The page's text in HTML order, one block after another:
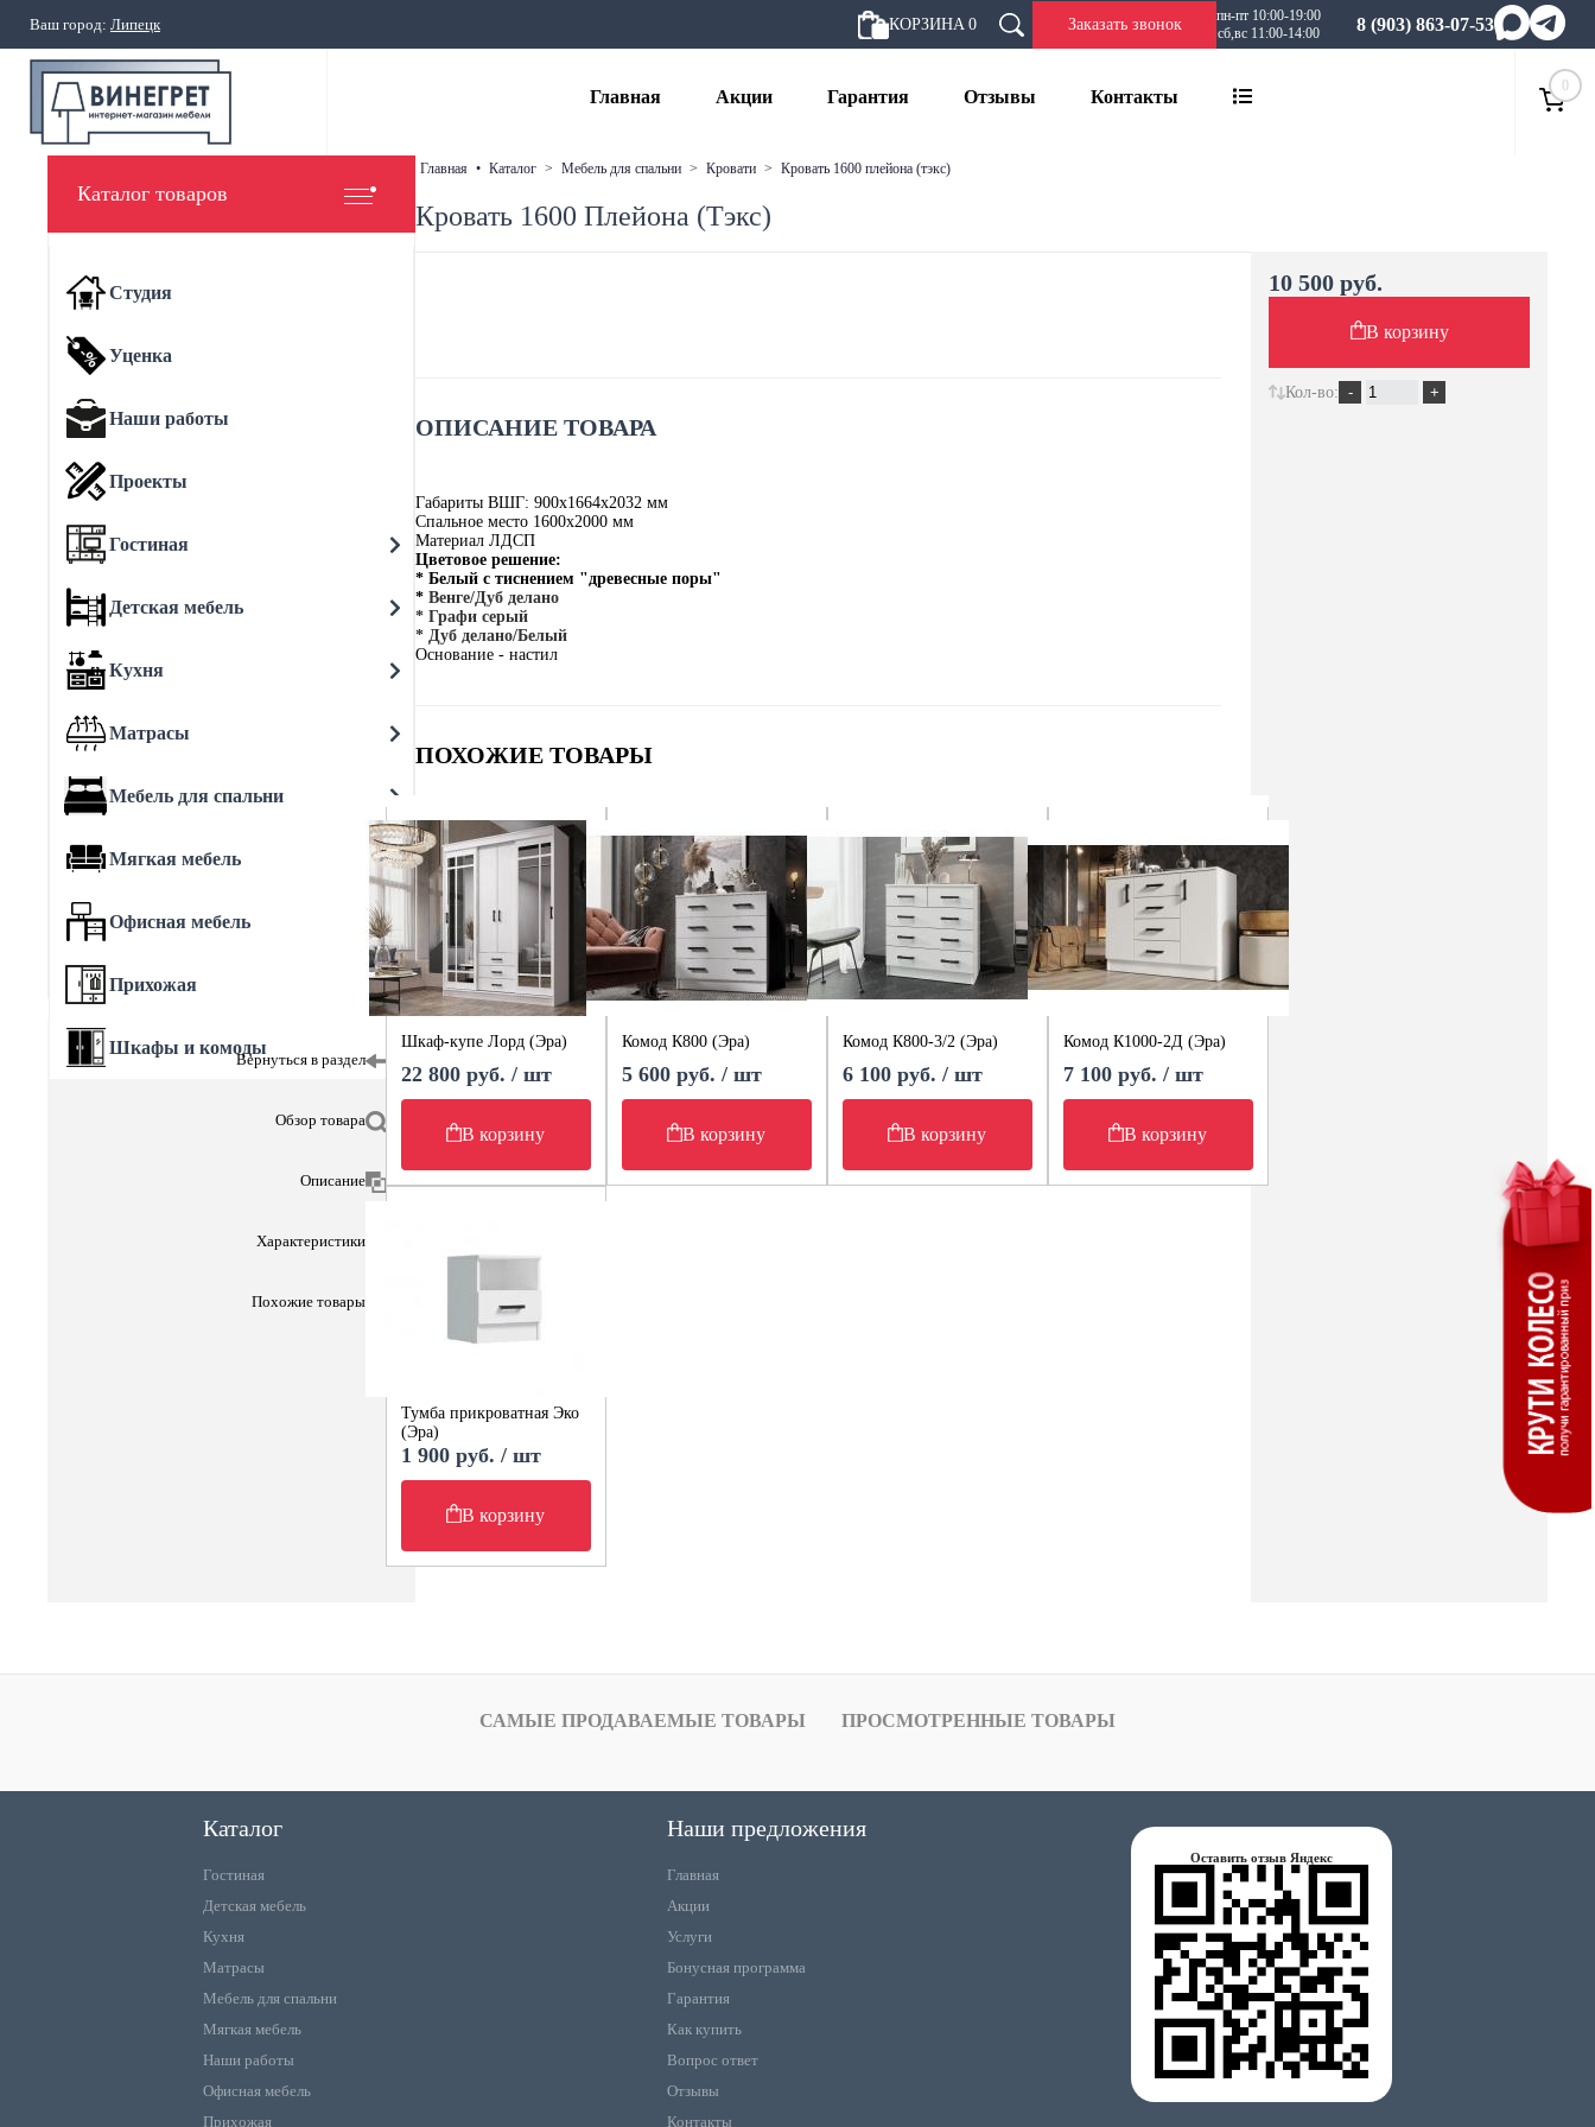
Ваш город: Липецк КОРЗИНА 0 Заказать звонок
пн-пт 10:00-19:00
сб,вс 11:00-14:00
8 (903) 863-07-53
Главная Акции Гарантия Отзывы Контакты
0
Каталог товаров
Студия
Уценка
Наши работы
Проекты
Гостиная
Детская мебель
Кухня
Матрасы
Мебель для спальни
Мягкая мебель
Офисная мебель
Прихожая
Шкафы и комоды
Вернуться в раздел
Обзор товара
Описание
Характеристики
Похожие товары
главная • каталог > мебель для спальни > кровати > кровать 1600 плейона (тэкс)
Кровать 1600 Плейона (Тэкс)
ОПИСАНИЕ ТОВАРА
Габариты ВШГ: 900х1664х2032 мм
Спальное место 1600х2000 мм
Материал ЛДСП
Цветовое решение:
* Белый с тиснением "древесные поры"
* Венге/Дуб делано
* Графи серый
* Дуб делано/Белый
Основание - настил
ПОХОЖИЕ ТОВАРЫ
Шкаф-купе Лорд (Эра)
22 800 руб. / шт
В корзину
Комод К800 (Эра)
5 600 руб. / шт
В корзину
Комод К800-3/2 (Эра)
6 100 руб. / шт
В корзину
Комод К1000-2Д (Эра)
7 100 руб. / шт
В корзину
Тумба прикроватная Эко
(Эра)
1 900 руб. / шт
В корзину
10 500 руб.
В корзину
Кол-во:
САМЫЕ ПРОДАВАЕМЫЕ ТОВАРЫ ПРОСМОТРЕННЫЕ ТОВАРЫ
Каталог
Гостиная
Детская мебель
Кухня
Матрасы
Мебель для спальни
Мягкая мебель
Наши работы
Офисная мебель
Прихожая
Наши предложения
Главная
Акции
Услуги
Бонусная программа
Гарантия
Как купить
Вопрос ответ
Отзывы
Контакты
Оставить отзыв Яндекс